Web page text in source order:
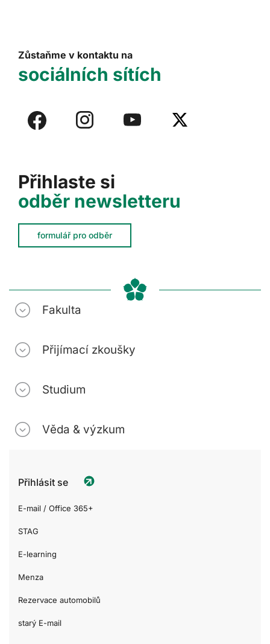
Přihlaste si
odběr newsletteru
formulář pro odběr
Zůstaňme v kontaktu na
sociálních sítích
Fakulta
Přijímací zkoušky
Studium
Věda & výzkum
Přihlásit se
E-mail / Office 365+
STAG
E-learning
Menza
Rezervace automobilů
starý E-mail